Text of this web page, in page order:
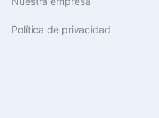
Política de privacidad